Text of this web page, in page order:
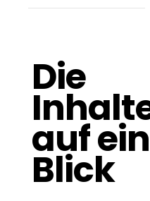
Die
auf
Blick